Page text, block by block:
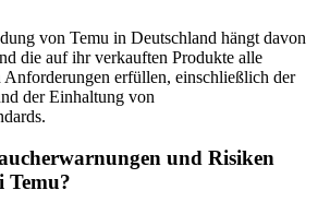
von Temu in Deutschland hängt davon
die auf ihr verkauften Produkte alle
Anforderungen erfüllen, einschließlich der
der Einhaltung von
und Risiken
Temu?